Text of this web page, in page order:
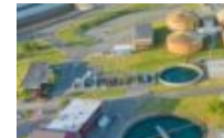
era:
1.920,00€.
é:
480,00€.